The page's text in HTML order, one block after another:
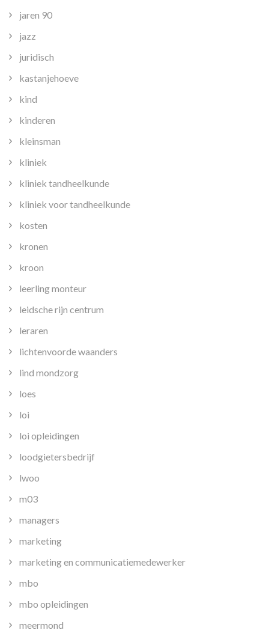
jaren 90
jazz
juridisch
kastanjehoeve
kind
kinderen
kleinsman
kliniek
kliniek tandheelkunde
kliniek voor tandheelkunde
kosten
kronen
kroon
leerling monteur
leidsche rijn centrum
leraren
lichtenvoorde waanders
lind mondzorg
loes
loi
loi opleidingen
loodgietersbedrijf
lwoo
m03
managers
marketing
marketing en communicatiemedewerker
mbo
mbo opleidingen
meermond